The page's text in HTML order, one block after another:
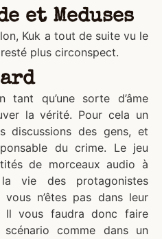
et Meduses
Kuk a tout de suite vu le
plus circonspect.
tant qu’une sorte d’âme
la vérité. Pour cela un
discussions des gens, et
du crime. Le jeu
de morceaux audio à
vie des protagonistes
n’êtes pas dans leur
Il vous faudra donc faire
comme dans un